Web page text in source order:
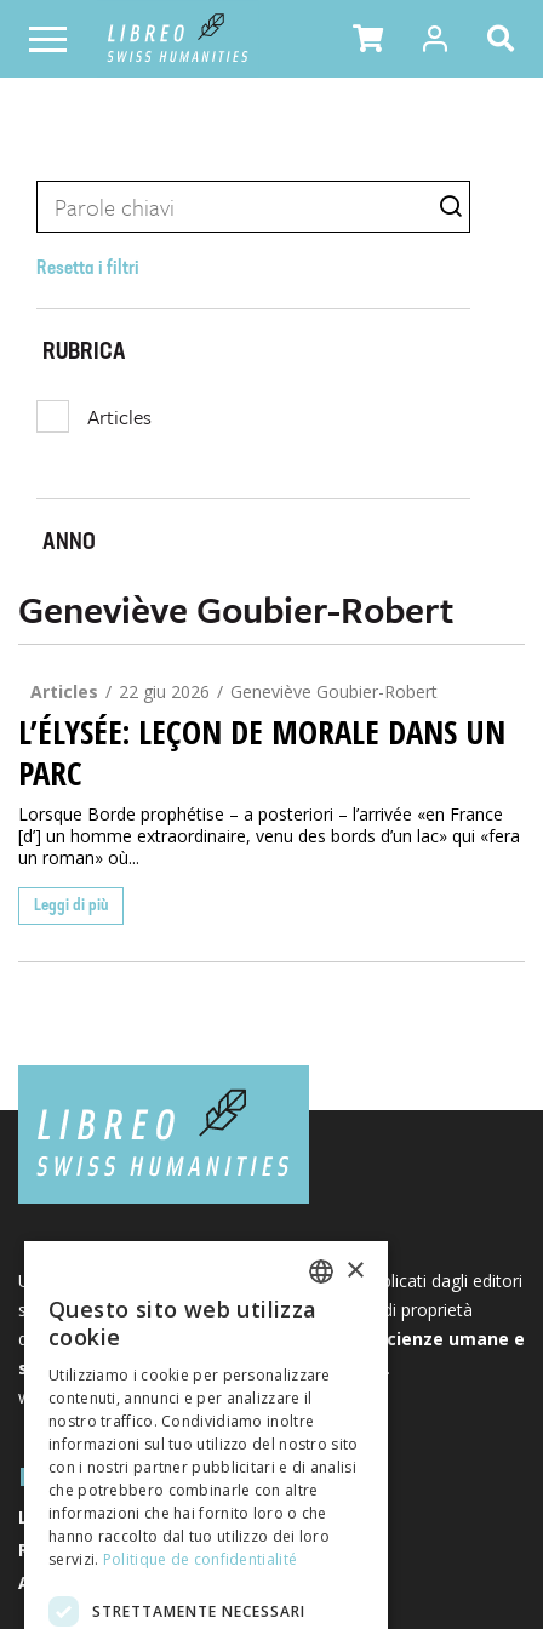
Resetta i filtri
RUBRICA
Articles
ANNO
Geneviève Goubier-Robert
Articles 22 giu 2026 Geneviève Goubier-Robert
L’ÉLYSÉE: LEÇON DE MORALE DANS UN
PARC
Lorsque Borde prophétise – a posteriori – l’arrivée «en France
[d’] un homme extraordinaire, venu des bords d’un lac» qui «fera
un roman» où...
Leggi di più
Una piattaforma unica per i libri e le riviste pubblicati dagli editori
svizzeri di scienze umane e sociali. Libreo.ch è di proprietà
dell’
Associazione svizzera degli editori di scienze umane e
sociali. È un’associazione senza scopo di lucro.
www.editeurssuisses.ch
MAPPA DEL SITO
LIBRI
RIVISTE
AUTORI
FRENCH
×
Questo sito web utilizza
cookie
Utilizziamo i cookie per personalizzare
contenuti, annunci e per analizzare il
nostro traffico. Condividiamo inoltre
informazioni sul tuo utilizzo del nostro sito
con i nostri partner pubblicitari e di analisi
che potrebbero combinarle con altre
informazioni che hai fornito loro o che
hanno raccolto dal tuo utilizzo dei loro
servizi. Politique de confidentialité
STRETTAMENTE NECESSARI